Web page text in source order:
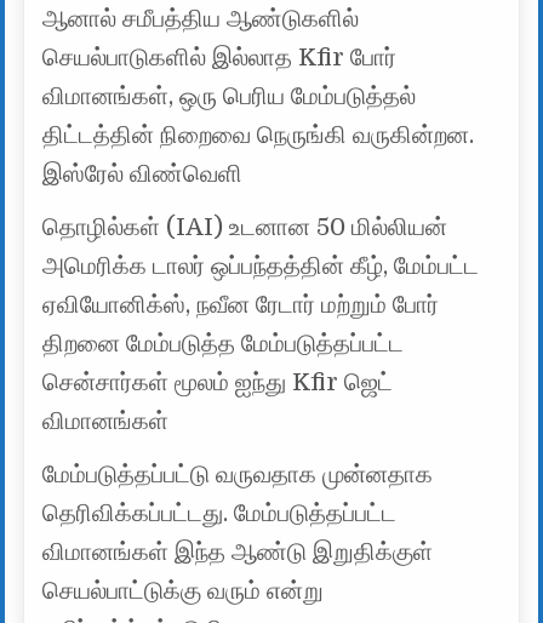
ஆனால் சமீபத்திய ஆண்டுகளில்
செயல்பாடுகளில் இல்லாத Kfir போர்
விமானங்கள், ஒரு பெரிய மேம்படுத்தல்
திட்டத்தின் நிறைவை நெருங்கி வருகின்றன.
இஸ்ரேல் விண்வெளி
தொழில்கள் (IAI) உடனான 50 மில்லியன்
அமெரிக்க டாலர் ஒப்பந்தத்தின் கீழ், மேம்பட்ட
ஏவியோனிக்ஸ், நவீன ரேடார் மற்றும் போர்
திறனை மேம்படுத்த மேம்படுத்தப்பட்ட
சென்சார்கள் மூலம் ஐந்து Kfir ஜெட்
விமானங்கள்
மேம்படுத்தப்பட்டு வருவதாக முன்னதாக
தெரிவிக்கப்பட்டது. மேம்படுத்தப்பட்ட
விமானங்கள் இந்த ஆண்டு இறுதிக்குள்
செயல்பாட்டுக்கு வரும் என்று